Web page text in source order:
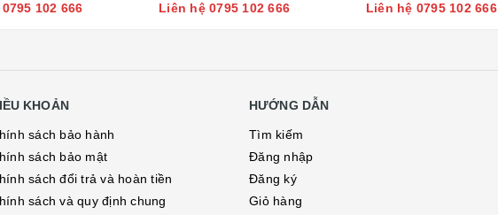
102 666 Liên hệ 0795 102 666 Liên hệ 0795 102 666
KHOẢN
sách bảo hành
sách bảo mật
sách đổi trả và hoàn tiền
sách và quy định chung
HƯỚNG DẪN
Tìm kiếm
Đăng nhập
Đăng ký
Giỏ hàng